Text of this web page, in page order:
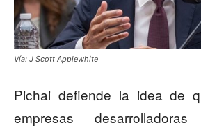
Vía: J Scott Applewhite
Pichai defiende la idea de
empresas